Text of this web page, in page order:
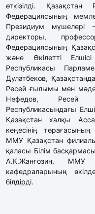
өткізілді.
Федерациясының
Президиум
директоры,
Федерациясының
және Өкілетті
Республикасы
Дулатбеков,
Ресей ғылымы мен
Нефедов, Ресей
Республикасындағы
Қазақстан халқы
кеңесінің
ММУ Қазақстан
қаласы Білім
А.К.Жанғозин, ММУ
кафедраларының
білдірді.